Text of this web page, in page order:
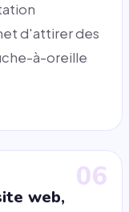
d'attirer des
à-oreille
06
web,